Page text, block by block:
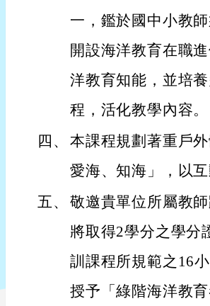
一，鑑於國中小教
開設海洋教育在職
洋教育知能，並培
程，活化教學內容。
四、 本課程規劃著重戶
愛海、知海」，以
五、 敬邀貴單位所屬教
將取得2學分之學分
訓課程所規範之16
授予「綠階海洋教育